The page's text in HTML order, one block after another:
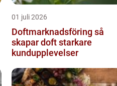
01 juli 2026
Doftmarknadsföring så
skapar doft starkare
kundupplevelser